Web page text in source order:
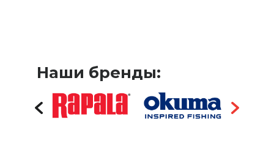
Наши бренды: